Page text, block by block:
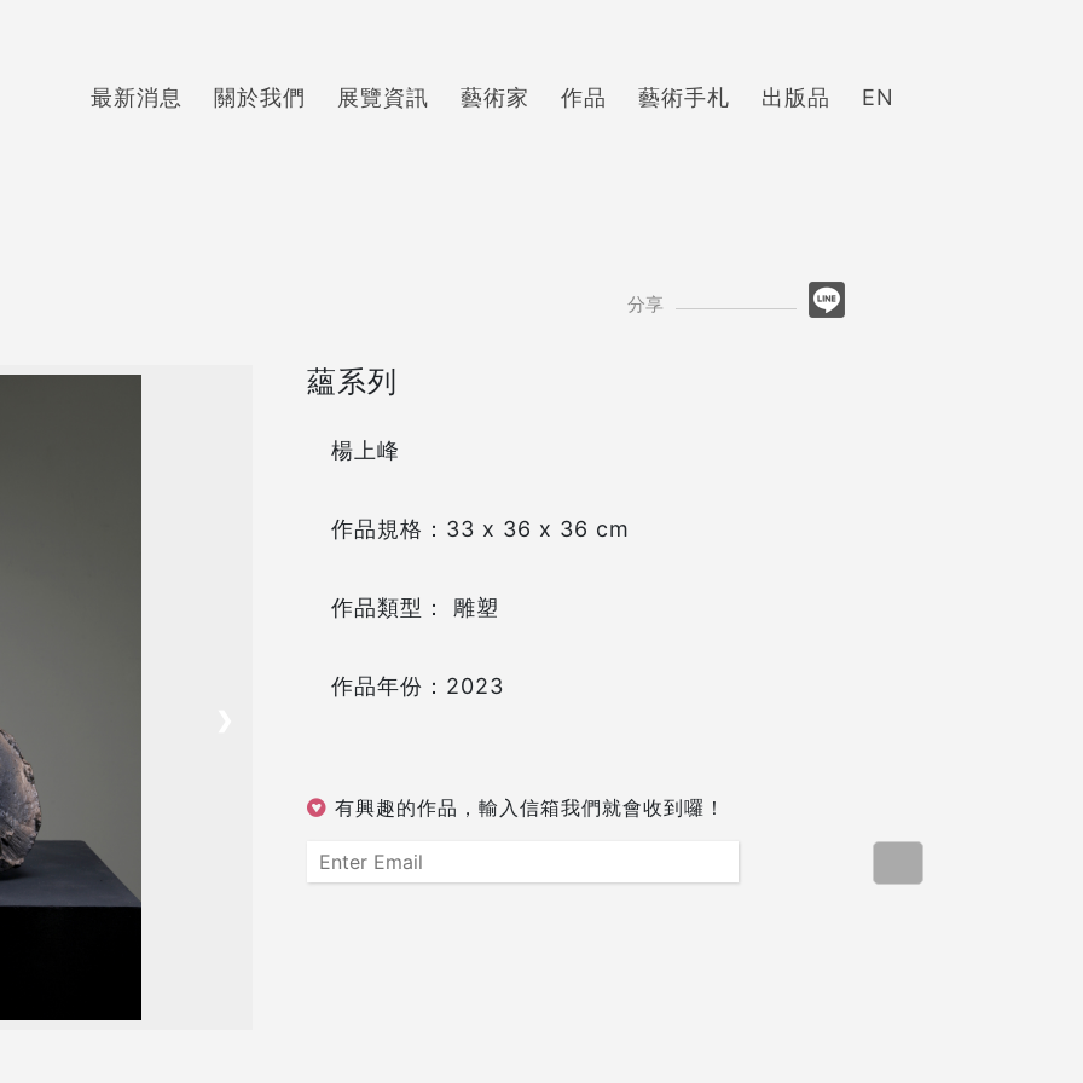
最新消息 關於我們 展覽資訊 藝術家 作品 藝術手札 出版品 EN
分享
蘊系列
楊上峰
作品規格：33 x 36 x 36 cm
作品類型： 雕塑
作品年份：2023
有興趣的作品，輸入信箱我們就會收到囉！